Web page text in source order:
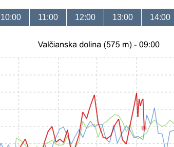
10:00 11:00 12:00 13:00 14:00